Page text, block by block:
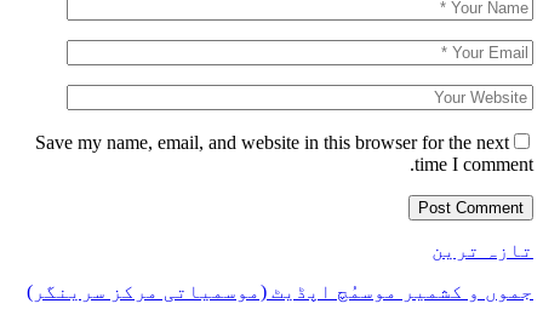
Save my name, email, and website in this browser for the next
time I comment.
تازہ ترین
جموں و کشمیر موسمُچ اپڈیٹ (موسمیاتی مرکز سرینگر)